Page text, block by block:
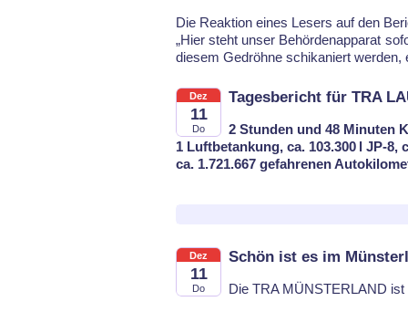
Die Re­ak­ti­on ei­nes Le­sers auf den
„Hier steht un­ser Behörden­ap­pa­rat
die­sem Ge­dröh­ne schi­ka­niert wer­den,
Dez
11
Do
Tagesbericht für TRA
2 Stunden und 48 Minuten
1 Luftbetankung, ca. 103.300 l JP-8,
ca. 1.721.667 gefahrenen
Dez
11
Do
Schön ist es im
Die TRA MÜNS­TER­LAND ist